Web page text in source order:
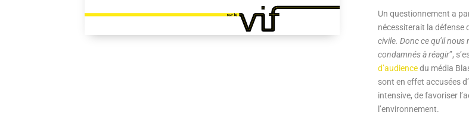
Un questionnement a
nécessiterait la défense
civile. Donc ce qu’il
condamnés à réagir”,
d’audiencedu média
sont en effet accusées
intensive, de favoriser
l’environnement.